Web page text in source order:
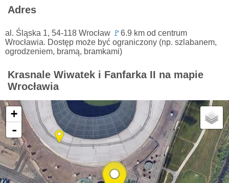
Adres
al. Śląska 1, 54-118 Wrocław 🚩6.9 km od centrum
Wrocławia. Dostęp może być ograniczony (np. szlabanem,
ogrodzeniem, bramą, bramkami)
Krasnale Wiwatek i Fanfarka II na mapie
Wrocławia
+
-